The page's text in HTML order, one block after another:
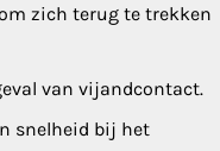
zich terug te trekken
van vijandcontact.
snelheid bij het